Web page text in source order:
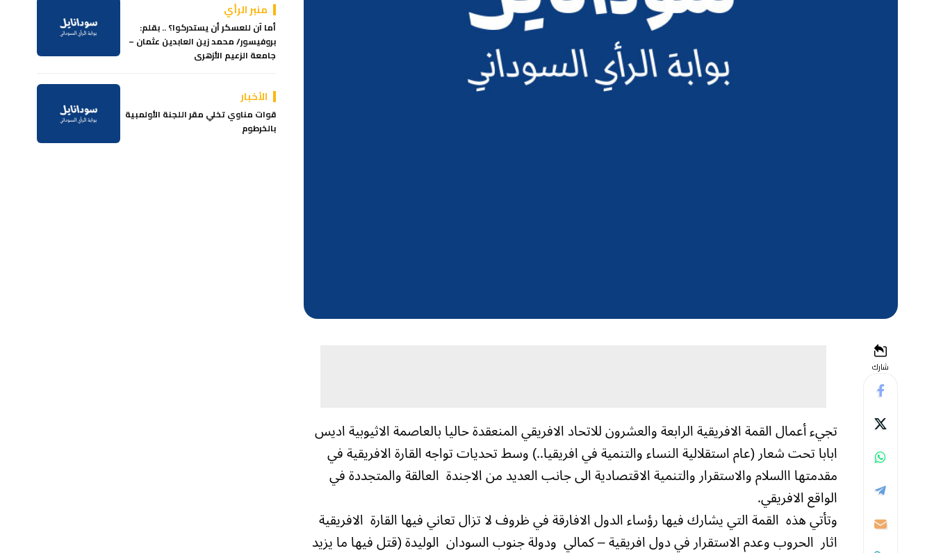
شارك
تجيء أعمال القمة الافريقية الرابعة والعشرون للاتحاد الافريقي المنعقدة حاليا بالعاصمة الاثيوبية اديس
ابابا تحت شعار (عام استقلالية النساء والتنمية في افريقيا..) وسط تحديات تواجه القارة الافريقية في
مقدمتها االسلام والاستقرار والتنمية الاقتصادية الى جانب العديد من الاجندة العالقة والمتجددة في
الواقع الافريقي.
وتأتي هذه القمة التي يشارك فيها رؤساء الدول الافارقة في ظروف لا تزال تعاني فيها القارة الافريقية
اثار الحروب وعدم الاستقرار في دول افريقية – كمالي ودولة جنوب السودان الوليدة (قتل فيها ما يزيد
منبر الرأي
أما آن للعسكر أن يستدركوا؟ .. بقلم:
بروفيسور/ محمد زين العابدين عثمان –
جامعة الزعيم الأزهرى
الأخبار
قوات مناوي تخلي مقر اللجنة الأولمبية
بالخرطوم